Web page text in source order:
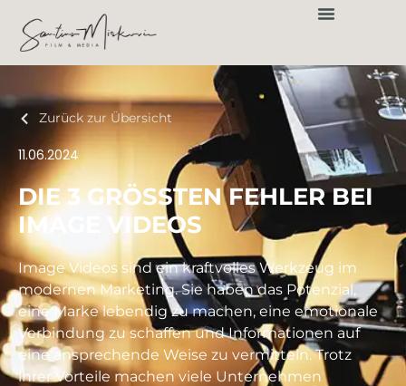
Zurück zur Übersicht
11.06.2024
DIE 3 GRÖSSTEN FEHLER BEI I
MAGE VIDEOS
Image Videos sind ein kraftvolles Werkzeug im
modernen Marketing. Sie haben das Potenzial,
eine Marke lebendig zu machen, eine emotionale
Verbindung zu schaffen und Informationen auf
eine ansprechende Weise zu vermitteln. Trotz
ihrer Vorteile machen viele Unternehmen